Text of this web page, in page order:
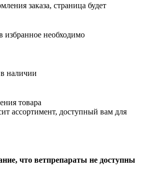
заказа, страница будет
избранное необходимо
наличии
товара
ассортимент, доступный вам для
что ветпрепараты не доступны